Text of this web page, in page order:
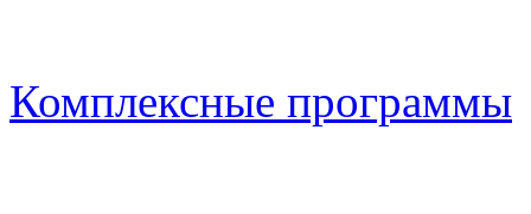
Комплексные программы